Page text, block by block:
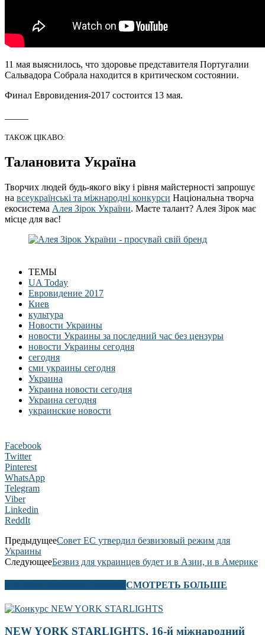
11 мая выяснилось, что здоровье представителя Португалии
Сальвадора Собрала находится в критическом состоянии.
Финал Евровидения-2017 состоится 13 мая.
ТАКОЖ ЦІКАВО:
Талановита Україна
Творчих людей будь-якого віку і рівня майстерності запрошує
на всеукраїнські та міжнародні конкурси Національна творча
екосистема Алея Зірок України. Маєте талант? Алея Зірок має
місце для вас!
ТЕМЫ
UA Today
Евровидение 2017
Киев
культура
Новости Украины
новости Украины за последний час без цензуры
новости Украины сегодня
сегодня
сми украины сегодня
Украина
Украина новости сегодня
Украина сегодня
украинские новости
Facebook
Twitter
Pinterest
WhatsApp
Telegram
Viber
Linkedin
ReddIt
ПредыдущееСовет ЕС утвердил безвизовый режим для
Украины
СледующееБезвиз для украинцев будет и в Азии, и в Америке
СМОТРЕТЬ БОЛЬШЕ
NEW YORK STARLIGHTS, 16-й міжнародний